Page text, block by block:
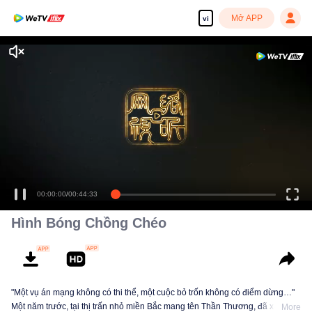
vi Mở APP
00:00:00/00:44:33
Hình Bóng Chồng Chéo
"Một vụ án mạng không có thi thể, một cuộc bỏ trốn không có điểm dừng…"
Một năm trước, tại thị trấn nhỏ miền Bắc mang tên Thần Thương, đã xảy raMore